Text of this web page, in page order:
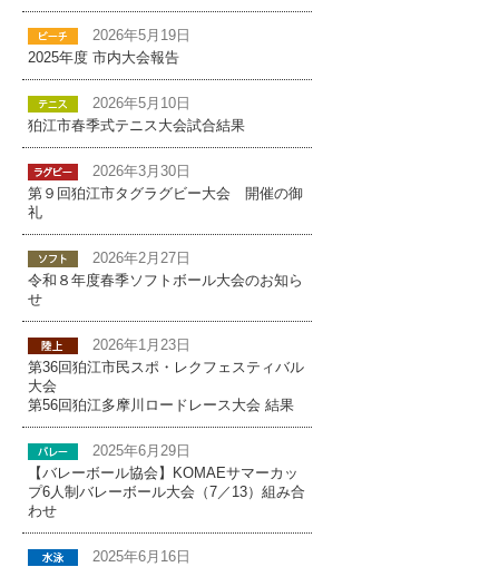
2026年5月19日
2025年度 市内大会報告
2026年5月10日
狛江市春季式テニス大会試合結果
2026年3月30日
第９回狛江市タグラグビー大会 開催の御
礼
2026年2月27日
令和８年度春季ソフトボール大会のお知ら
せ
2026年1月23日
第36回狛江市民スポ・レクフェスティバル
大会
第56回狛江多摩川ロードレース大会 結果
2025年6月29日
【バレーボール協会】KOMAEサマーカッ
プ6人制バレーボール大会（7／13）組み合
わせ
2025年6月16日